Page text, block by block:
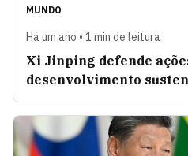
MUNDO
Há um ano • 1 min de leitura
Xi Jinping defende
desenvolvimento